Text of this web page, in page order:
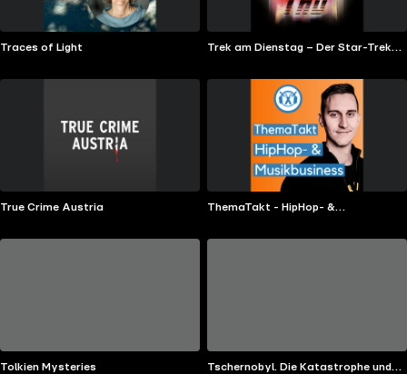
Traces of Light
Trek am Dienstag – Der Star-Trek-
True Crime Austria
ThemaTakt - HipHop- &
Tolkien Mysteries
Tschernobyl. Die Katastrophe und